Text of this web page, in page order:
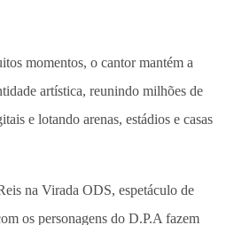
momentos, o cantor mantém a
artística, reunindo milhões de
e lotando arenas, estádios e casas